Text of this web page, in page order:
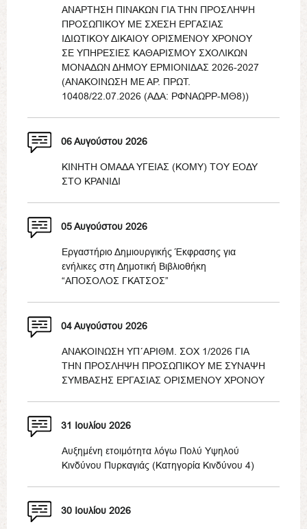
ΑΝΑΡΤΗΣΗ ΠΙΝΑΚΩΝ ΓΙΑ ΤΗΝ ΠΡΟΣΛΗΨΗ
ΠΡΟΣΩΠΙΚΟΥ ΜΕ ΣΧΕΣΗ ΕΡΓΑΣΙΑΣ
ΙΔΙΩΤΙΚΟΥ ΔΙΚΑΙΟΥ ΟΡΙΣΜΕΝΟΥ ΧΡΟΝΟΥ
ΣΕ ΥΠΗΡΕΣΙΕΣ ΚΑΘΑΡΙΣΜΟΥ ΣΧΟΛΙΚΩΝ
ΜΟΝΑΔΩΝ ΔΗΜΟΥ ΕΡΜΙΟΝΙΔΑΣ 2026-2027
(ΑΝΑΚΟΙΝΩΣΗ ΜΕ ΑΡ. ΠΡΩΤ.
10408/22.07.2026 (ΑΔΑ: ΡΦΝΑΩΡΡ-ΜΘ8))
06 Αυγούστου 2026
ΚΙΝΗΤΗ ΟΜΑΔΑ ΥΓΕΙΑΣ (ΚΟΜΥ) ΤΟΥ ΕΟΔΥ
ΣΤΟ ΚΡΑΝΙΔΙ
05 Αυγούστου 2026
Εργαστήριο Δημιουργικής Έκφρασης για
ενήλικες στη Δημοτική Βιβλιοθήκη
“ΑΠΟΣΟΛΟΣ ΓΚΑΤΣΟΣ”
04 Αυγούστου 2026
ΑΝΑΚΟΙΝΩΣΗ ΥΠ΄ΑΡΙΘΜ. ΣΟΧ 1/2026 ΓΙΑ
ΤΗΝ ΠΡΟΣΛΗΨΗ ΠΡΟΣΩΠΙΚΟΥ ΜΕ ΣΥΝΑΨΗ
ΣΥΜΒΑΣΗΣ ΕΡΓΑΣΙΑΣ ΟΡΙΣΜΕΝΟΥ ΧΡΟΝΟΥ
31 Ιουλίου 2026
Αυξημένη ετοιμότητα λόγω Πολύ Υψηλού
Κινδύνου Πυρκαγιάς (Κατηγορία Κινδύνου 4)
30 Ιουλίου 2026